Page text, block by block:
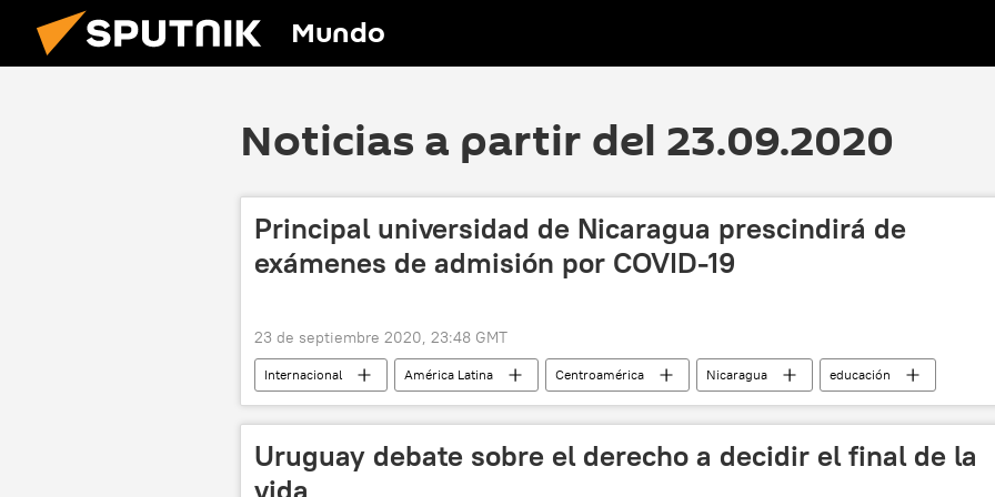
Mundo
Noticias a partir del 23.09.2020
Principal universidad de Nicaragua prescindirá de
exámenes de admisión por COVID-19
23 de septiembre 2020, 23:48 GMT
Internacional América Latina Centroamérica Nicaragua
educación
noticias
Uruguay debate sobre el derecho a decidir el final de la